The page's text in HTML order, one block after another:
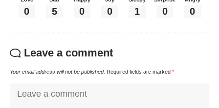
0 5 0 0 1 0 0
Leave a comment
Your email address will not be published. Required fields are marked *